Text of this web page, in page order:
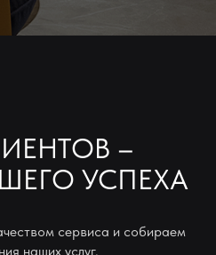
дизайн-
идеи?
–
УСПЕХА
сервиса и собираем
наших услуг.